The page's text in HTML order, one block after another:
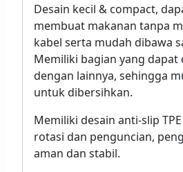
Desain kecil & compact,
membuat makanan tanpa
kabel serta mudah dibawa
Memiliki bagian yang dapat
dengan lainnya, sehingga
untuk dibersihkan.
Memiliki desain anti-slip
rotasi dan penguncian,
aman dan stabil.